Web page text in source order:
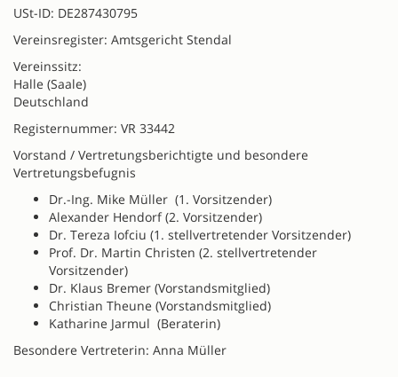
USt-ID: DE287430795
Vereinsregister: Amtsgericht Stendal
Vereinssitz:
Halle (Saale)
Deutschland
Registernummer: VR 33442
Vorstand / Vertretungsberichtigte und besondere
Vertretungsbefugnis
Dr.-Ing. Mike Müller (1. Vorsitzender)
Alexander Hendorf (2. Vorsitzender)
Dr. Tereza Iofciu (1. stellvertretender Vorsitzender)
Prof. Dr. Martin Christen (2. stellvertretender
Vorsitzender)
Dr. Klaus Bremer (Vorstandsmitglied)
Christian Theune (Vorstandsmitglied)
Katharine Jarmul (Beraterin)
Besondere Vertreterin: Anna Müller